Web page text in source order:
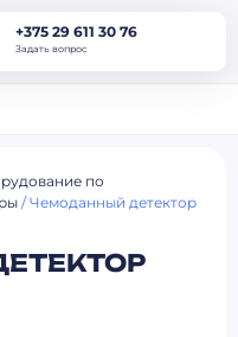
+375 29 611 30 76
Задать вопрос
по
/ Чемоданный детектор